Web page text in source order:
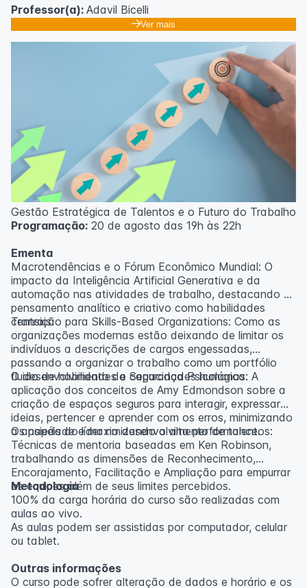
Professor(a): Adavil Bicelli
Ver mais
Gestão Estratégica de Talentos e o Futuro do Trabalho
Programação: 20 de agosto das 19h às 22h
Ementa
Macrotendências e o Fórum Econômico Mundial: O
impacto da Inteligência Artificial Generativa e da
automação nas atividades de trabalho, destacando o
pensamento analítico e criativo como habilidades
centrais.
Transição para Skills-Based Organizations: Como as
organizações modernas estão deixando de limitar os
indivíduos a descrições de cargos engessadas,
passando a organizar o trabalho como um portfólio
fluido de habilidades e capacidades humanas.
O desenvolvimento da Segurança Psicológica: A
aplicação dos conceitos de Amy Edmondson sobre a
criação de espaços seguros para interagir, expressar
ideias, pertencer e aprender com os erros, minimizando
a ansiedade e maximizando a alta performance.
Os papéis do líder no desenvolvimento de talentos:
Técnicas de mentoria baseadas em Ken Robinson,
trabalhando as dimensões de Reconhecimento,
Encorajamento, Facilitação e Ampliação para empurrar
as equipes além de seus limites percebidos.
Metodologia
100% da carga horária do curso são realizadas com
aulas ao vivo.
As aulas podem ser assistidas por computador, celular
ou tablet.
Outras informações
O curso pode sofrer alteração de dados e horário e os